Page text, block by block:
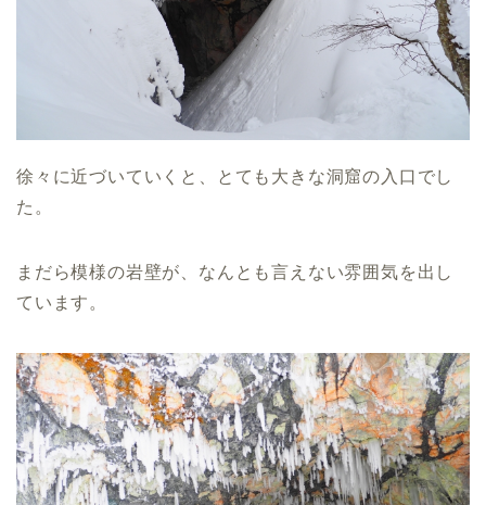
徐々に近づいていくと、とても大きな洞窟の入口でし
た。
まだら模様の岩壁が、なんとも言えない雰囲気を出し
ています。